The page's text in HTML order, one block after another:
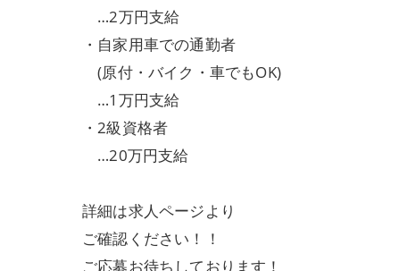
…2万円支給
・自家用車での通勤者
(原付・バイク・車でもOK)
…1万円支給
・2級資格者
…20万円支給
詳細は求人ページより
ご確認ください！！
ご応募お待ちしております！